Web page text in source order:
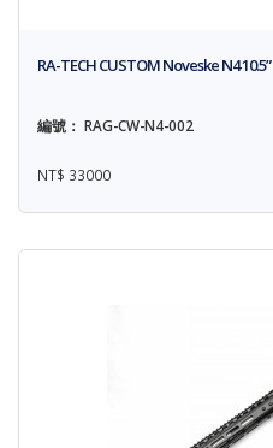
RA-TECH CUSTOM Noveske N4
編號： RAG-CW-N4-002
NT$ 33000